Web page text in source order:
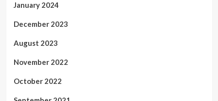
January 2024
December 2023
August 2023
November 2022
October 2022